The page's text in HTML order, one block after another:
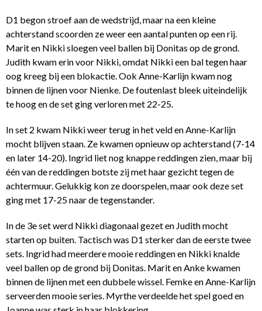
D1 begon stroef aan de wedstrijd, maar na een kleine
achterstand scoorden ze weer een aantal punten op een rij.
Marit en Nikki sloegen veel ballen bij Donitas op de grond.
Judith kwam erin voor Nikki, omdat Nikki een bal tegen haar
oog kreeg bij een blokactie. Ook Anne-Karlijn kwam nog
binnen de lijnen voor Nienke. De foutenlast bleek uiteindelijk
te hoog en de set ging verloren met 22-25.
In set 2 kwam Nikki weer terug in het veld en Anne-Karlijn
mocht blijven staan. Ze kwamen opnieuw op achterstand (7-14
en later 14-20). Ingrid liet nog knappe reddingen zien, maar bij
één van de reddingen botste zij met haar gezicht tegen de
achtermuur. Gelukkig kon ze doorspelen, maar ook deze set
ging met 17-25 naar de tegenstander.
In de 3e set werd Nikki diagonaal gezet en Judith mocht
starten op buiten. Tactisch was D1 sterker dan de eerste twee
sets. Ingrid had meerdere mooie reddingen en Nikki knalde
veel ballen op de grond bij Donitas. Marit en Anke kwamen
binnen de lijnen met een dubbele wissel. Femke en Anne-Karlijn
serveerden mooie series. Myrthe verdeelde het spel goed en